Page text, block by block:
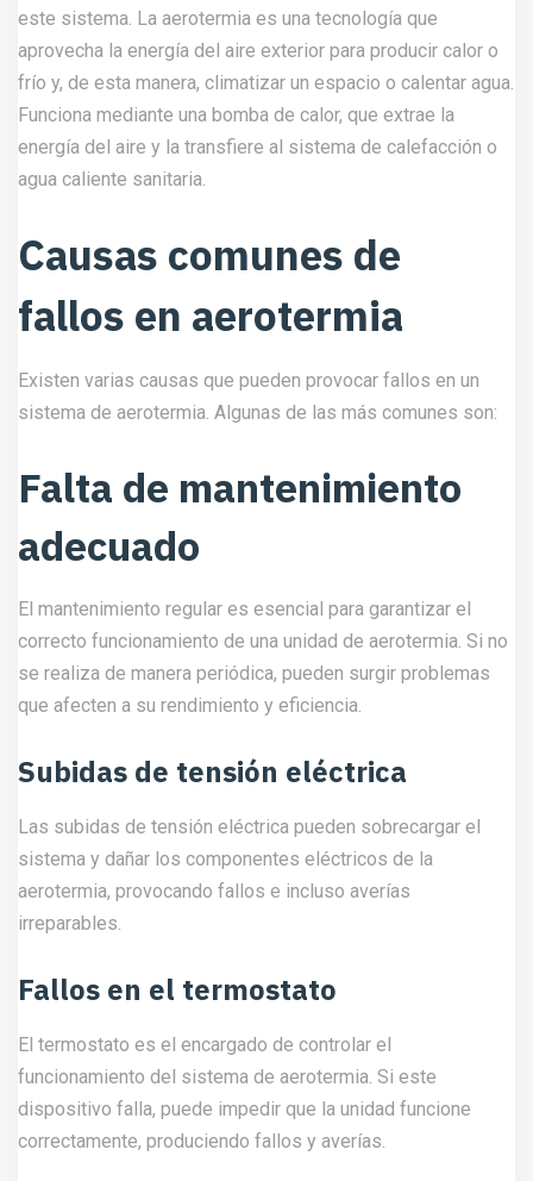
este sistema. La aerotermia es una tecnología que
aprovecha la energía del aire exterior para producir calor o
frío y, de esta manera, climatizar un espacio o calentar agua.
Funciona mediante una bomba de calor, que extrae la
energía del aire y la transfiere al sistema de calefacción o
agua caliente sanitaria.
Causas comunes de
fallos en aerotermia
Existen varias causas que pueden provocar fallos en un
sistema de aerotermia. Algunas de las más comunes son:
Falta de mantenimiento
adecuado
El mantenimiento regular es esencial para garantizar el
correcto funcionamiento de una unidad de aerotermia. Si no
se realiza de manera periódica, pueden surgir problemas
que afecten a su rendimiento y eficiencia.
Subidas de tensión eléctrica
Las subidas de tensión eléctrica pueden sobrecargar el
sistema y dañar los componentes eléctricos de la
aerotermia, provocando fallos e incluso averías
irreparables.
Fallos en el termostato
El termostato es el encargado de controlar el
funcionamiento del sistema de aerotermia. Si este
dispositivo falla, puede impedir que la unidad funcione
correctamente, produciendo fallos y averías.